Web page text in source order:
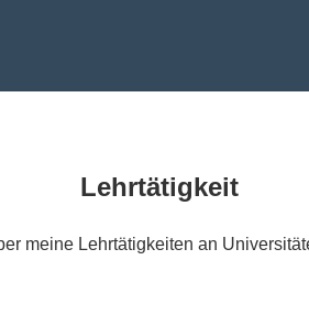
Lehrtätigkeit
meine Lehrtätigkeiten an